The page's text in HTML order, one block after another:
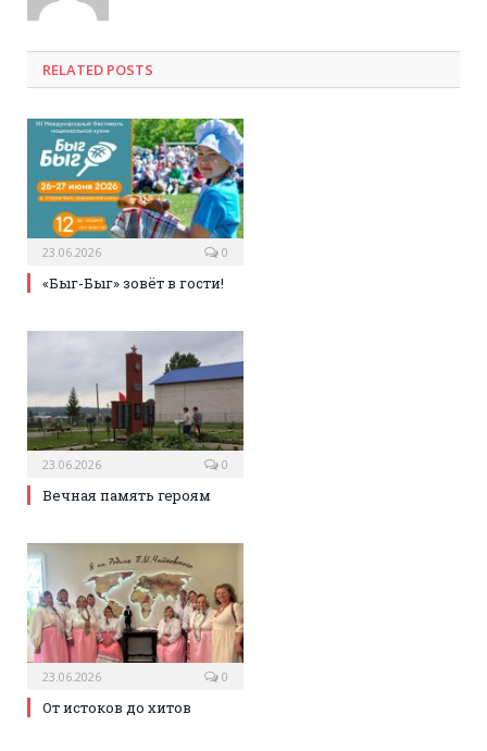
RELATED POSTS
23.06.2026 0
«Быг-Быг» зовёт в гости!
23.06.2026 0
Вечная память героям
23.06.2026 0
От истоков до хитов